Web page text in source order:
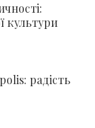
культури
радість